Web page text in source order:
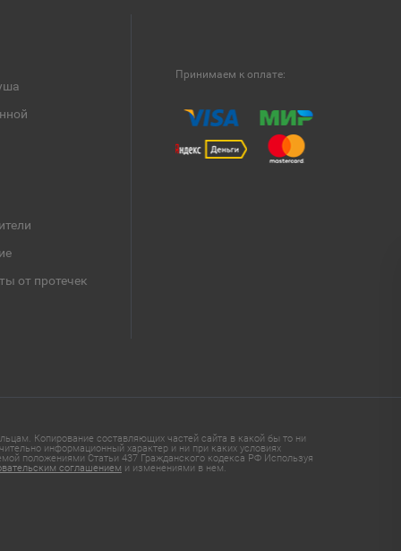
от протечек
Принимаем к оплате:
Копирование составляющих частей сайта в какой бы то ни
информационный характер и ни при каких условиях
положениями Статьи 437 Гражданского кодекса РФ Используя
соглашением и изменениями в нем.